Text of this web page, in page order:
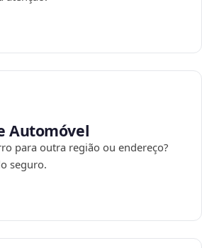
Automóvel
para outra região ou endereço?
seguro.